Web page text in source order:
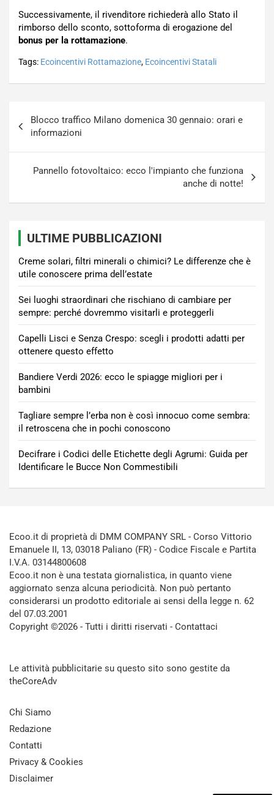
Successivamente, il rivenditore richiederà allo Stato il
rimborso dello sconto, sottoforma di erogazione del
bonus per la rottamazione.
Tags: Ecoincentivi Rottamazione, Ecoincentivi Statali
articoli
Blocco traffico Milano domenica 30 gennaio: orari e
informazioni
Pannello fotovoltaico: ecco l'impianto che funziona
anche di notte!
ULTIME PUBBLICAZIONI
Creme solari, filtri minerali o chimici? Le differenze che è
utile conoscere prima dell’estate
Sei luoghi straordinari che rischiano di cambiare per
sempre: perché dovremmo visitarli e proteggerli
Capelli Lisci e Senza Crespo: scegli i prodotti adatti per
ottenere questo effetto
Bandiere Verdi 2026: ecco le spiagge migliori per i
bambini
Tagliare sempre l’erba non è così innocuo come sembra:
il retroscena che in pochi conoscono
Decifrare i Codici delle Etichette degli Agrumi: Guida per
Identificare le Bucce Non Commestibili
Ecoo.it di proprietà di DMM COMPANY SRL - Corso Vittorio
Emanuele II, 13, 03018 Paliano (FR) - Codice Fiscale e Partita
I.V.A. 03144800608
Ecoo.it non è una testata giornalistica, in quanto viene
aggiornato senza alcuna periodicità. Non può pertanto
considerarsi un prodotto editoriale ai sensi della legge n. 62
del 07.03.2001
Copyright ©2026 - Tutti i diritti riservati - Contattaci
Le attività pubblicitarie su questo sito sono gestite da
theCoreAdv
Chi Siamo
Redazione
Contatti
Privacy & Cookies
Disclaimer